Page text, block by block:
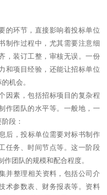
的环节，直接影响着投标单位
制作过程中，尤其需要注意细
，装订工整，审核无误。一份
和项目经验，还能让招标单位
机会。
因素，包括招标项目的复杂程
作团队的水平等。一般地，一
段：
后，投标单位需要对标书制作
任务、时间节点等。这一阶段
团队的规模和配合程度。
并整理相关资料，包括公司介
术参数表、财务报表等。资料